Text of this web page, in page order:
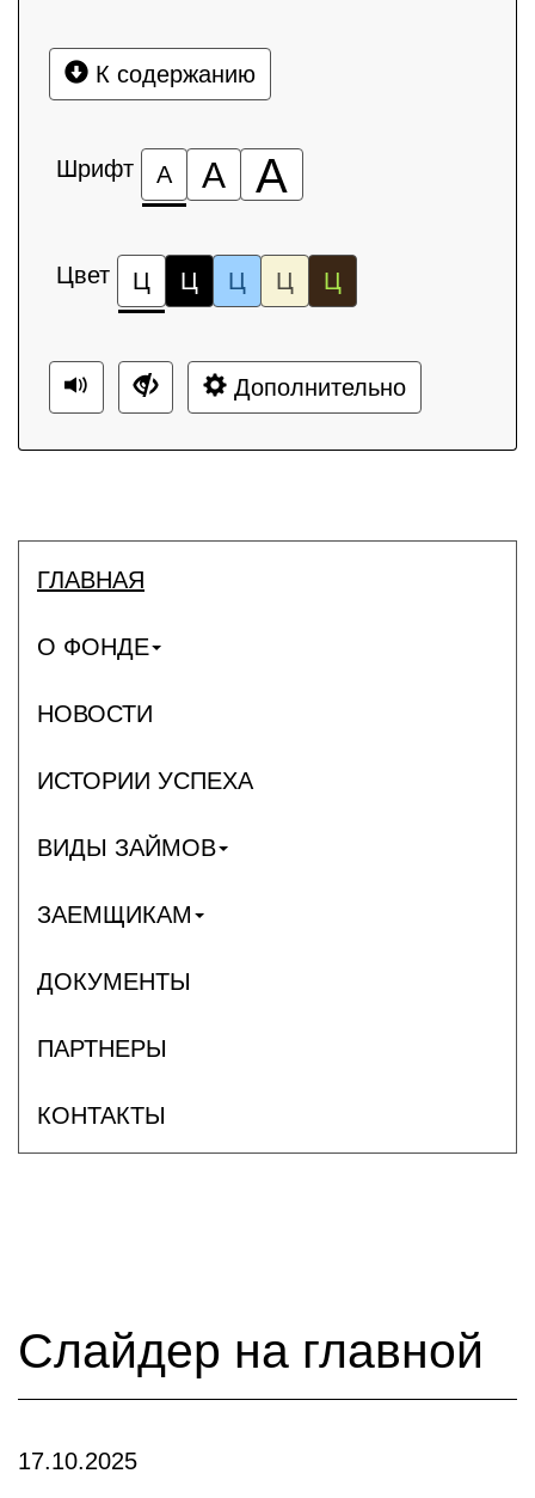
К содержанию
Шрифт А А А
Цвет Ц Ц Ц Ц Ц
Дополнительно
ГЛАВНАЯ
О ФОНДЕ
НОВОСТИ
ИСТОРИИ УСПЕХА
ВИДЫ ЗАЙМОВ
ЗАЕМЩИКАМ
ДОКУМЕНТЫ
ПАРТНЕРЫ
КОНТАКТЫ
Слайдер на главной
17.10.2025